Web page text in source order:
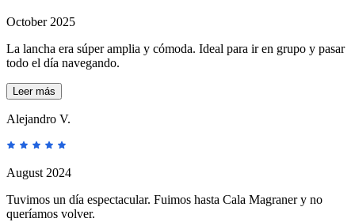
October 2025
La lancha era súper amplia y cómoda. Ideal para ir en grupo y pasar
todo el día navegando.
Leer más
Alejandro V.
August 2024
Tuvimos un día espectacular. Fuimos hasta Cala Magraner y no
queríamos volver.